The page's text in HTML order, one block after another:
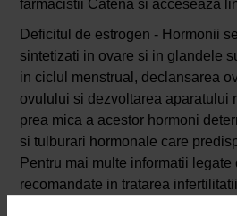
farmacistii Catena si acceseaza
Deficitul de estrogen - Hormonii
sintetizati in ovare si in glandele
in ciclul menstrual, declansarea
ovulului si dezvoltarea aparatului
prea mica a acestor hormoni
si tulburari hormonale care
Pentru mai multe informatii legate
recomandate in tratarea